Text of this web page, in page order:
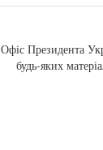
Офіс Президента
будь-яких